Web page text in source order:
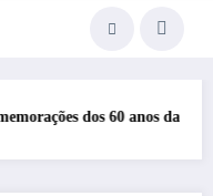
25 abril – CR60A